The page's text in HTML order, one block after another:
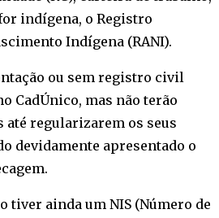
indígena, o Registro
Indígena (RANI).
ou sem registro civil
CadÚnico, mas não terão
até regularizarem os seus
devidamente apresentado o
tiver ainda um NIS (Número de